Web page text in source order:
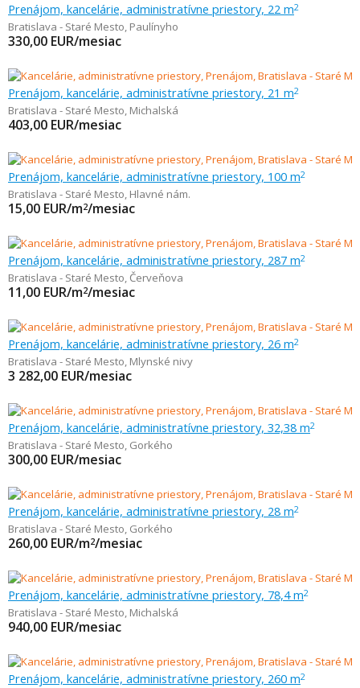
Prenájom, kancelárie, administratívne priestory, 22 m2
Bratislava - Staré Mesto, Paulínyho
330,00 EUR/mesiac
Prenájom, kancelárie, administratívne priestory, 21 m2
Bratislava - Staré Mesto, Michalská
403,00 EUR/mesiac
Prenájom, kancelárie, administratívne priestory, 100 m2
Bratislava - Staré Mesto, Hlavné nám.
15,00 EUR/m2/mesiac
Prenájom, kancelárie, administratívne priestory, 287 m2
Bratislava - Staré Mesto, Červeňova
11,00 EUR/m2/mesiac
Prenájom, kancelárie, administratívne priestory, 26 m2
Bratislava - Staré Mesto, Mlynské nivy
3 282,00 EUR/mesiac
Prenájom, kancelárie, administratívne priestory, 32,38 m2
Bratislava - Staré Mesto, Gorkého
300,00 EUR/mesiac
Prenájom, kancelárie, administratívne priestory, 28 m2
Bratislava - Staré Mesto, Gorkého
260,00 EUR/m2/mesiac
Prenájom, kancelárie, administratívne priestory, 78,4 m2
Bratislava - Staré Mesto, Michalská
940,00 EUR/mesiac
Prenájom, kancelárie, administratívne priestory, 260 m2